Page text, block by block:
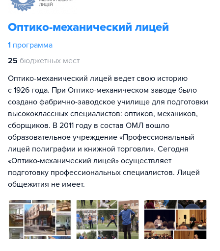
Оптико-механический лицей
1 программа
25 бюджетных мест
Оптико-механический лицей ведет свою историю
с 1926 года. При Оптико-механическом заводе было
создано фабрично-заводское училище для подготовки
высококлассных специалистов: оптиков, механиков,
сборщиков. В 2011 году в состав ОМЛ вошло
образовательное учреждение «Профессиональный
лицей полиграфии и книжной торговли». Сегодня
«Оптико-механический лицей» осуществляет
подготовку профессиональных специалистов. Лицей
общежития не имеет.